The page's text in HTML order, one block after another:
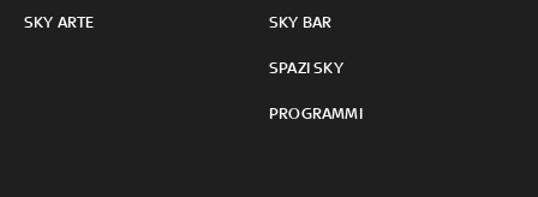
SKY ARTE SKY BAR
SPAZI SKY
PROGRAMMI